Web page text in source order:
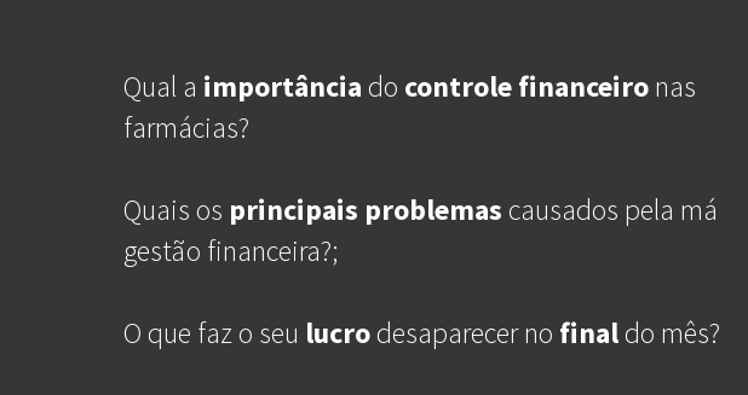
Qual a importância do controlefinanceironas
farmácias?
Quais os principais problemas causados pela má
gestão financeira?;
O que faz o seu lucrodesaparecer no finaldo mês?